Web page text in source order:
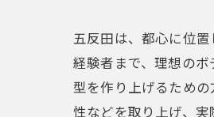
五反田は、都心に位
経験者まで、理想の
型を作り上げるため
性などを取り上げ、